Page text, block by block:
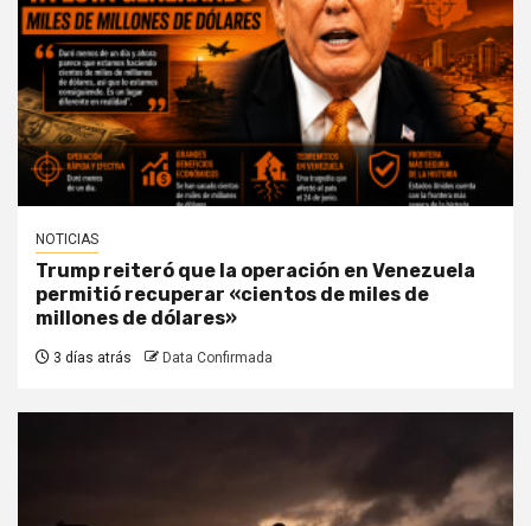
NOTICIAS
Trump reiteró que la operación en Venezuela
permitió recuperar «cientos de miles de
millones de dólares»
3 días atrás Data Confirmada